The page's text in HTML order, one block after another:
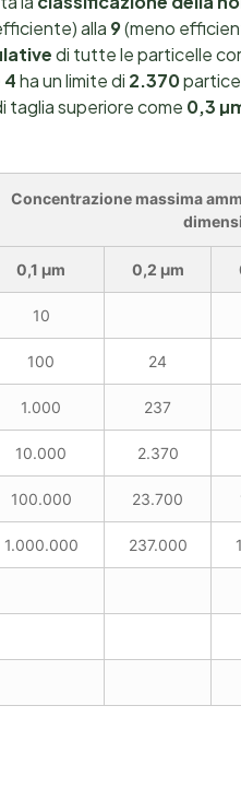
alla 9(meno
di tutte le particelle
4ha un limite di 2.370
taglia superiore come 0,3
Concentrazione massima
0,1 µm 0,2 µm
10
100 24
1.000 237
10.000 2.370
100.000 23.700
1.000.000 237.000